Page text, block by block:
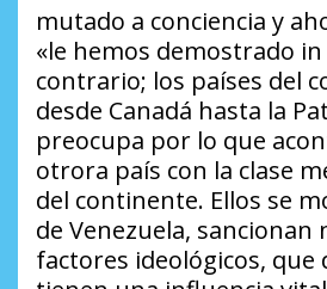
mutado a conciencia y
«le hemos demostrado
contrario; los países del
desde Canadá hasta la
preocupa por lo que
otrora país con la clase
del continente. Ellos se
de Venezuela,
factores ideológicos, que